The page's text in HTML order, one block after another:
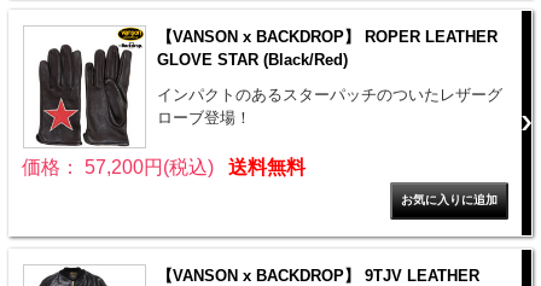
【VANSON x BACKDROP】 ROPER LEATHER
GLOVE STAR (Black/Red)
インパクトのあるスターパッチのついたレザーグ
ローブ登場！
価格： 57,200円(税込) 送料無料
【VANSON x BACKDROP】 9TJV LEATHER